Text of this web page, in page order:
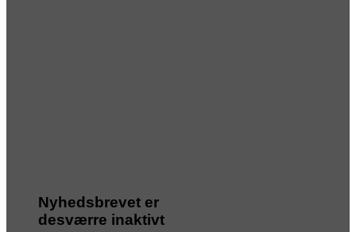
Nyhedsbrevet er
desværre inaktivt